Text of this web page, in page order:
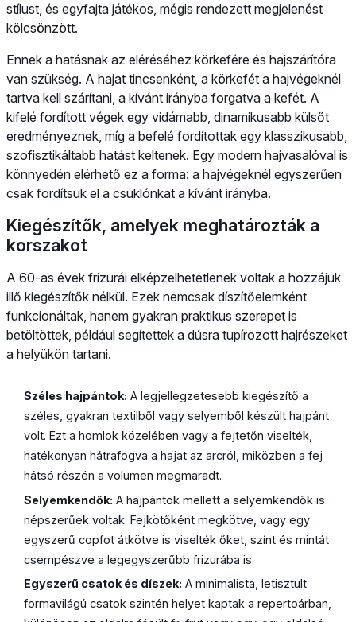
stílust, és egyfajta játékos, mégis rendezett megjelenést
kölcsönzött.
Ennek a hatásnak az eléréséhez körkefére és hajszárítóra
van szükség. A hajat tincsenként, a körkefét a hajvégeknél
tartva kell szárítani, a kívánt irányba forgatva a kefét. A
kifelé fordított végek egy vidámabb, dinamikusabb külsőt
eredményeznek, míg a befelé fordítottak egy klasszikusabb,
szofisztikáltabb hatást keltenek. Egy modern hajvasalóval is
könnyedén elérhető ez a forma: a hajvégeknél egyszerűen
csak fordítsuk el a csuklónkat a kívánt irányba.
Kiegészítők, amelyek meghatározták a
korszakot
A 60-as évek frizurái elképzelhetetlenek voltak a hozzájuk
illő kiegészítők nélkül. Ezek nemcsak díszítőelemként
funkcionáltak, hanem gyakran praktikus szerepet is
betöltöttek, például segítettek a dúsra tupírozott hajrészeket
a helyükön tartani.
Széles hajpántok: A legjellegzetesebb kiegészítő a
széles, gyakran textilből vagy selyemből készült hajpánt
volt. Ezt a homlok közelében vagy a fejtetőn viselték,
hatékonyan hátrafogva a hajat az arcról, miközben a fej
hátsó részén a volumen megmaradt.
Selyemkendők: A hajpántok mellett a selyemkendők is
népszerűek voltak. Fejkötőként megkötve, vagy egy
egyszerű copfot átkötve is viselték őket, színt és mintát
csempészve a legegyszerűbb frizurába is.
Egyszerű csatok és díszek: A minimalista, letisztult
formavilágú csatok szintén helyet kaptak a repertoárban,